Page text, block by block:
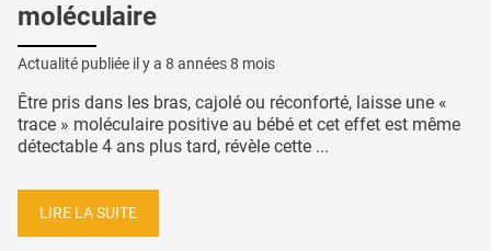
moléculaire
Actualité publiée il y a 8 années 8 mois
Être pris dans les bras, cajolé ou réconforté, laisse une «
trace » moléculaire positive au bébé et cet effet est même
détectable 4 ans plus tard, révèle cette ...
LIRE LA SUITE